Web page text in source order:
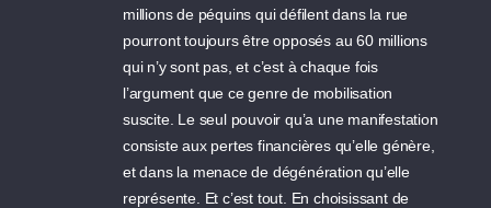
millions de péquins qui défilent dans la rue
pourront toujours être opposés au 60 millions
qui n’y sont pas, et c’est à chaque fois
l’argument que ce genre de mobilisation
suscite. Le seul pouvoir qu’a une manifestation
consiste aux pertes financières qu’elle génère,
et dans la menace de dégénération qu’elle
représente. Et c’est tout. En choisissant de